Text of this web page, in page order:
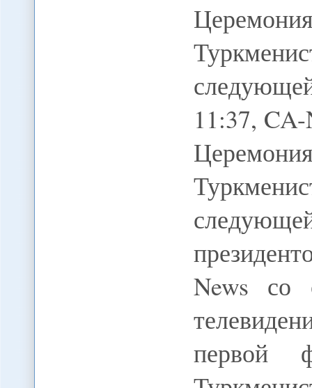
11:37,
News со
первой